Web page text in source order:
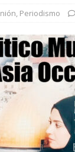
, Periodismo